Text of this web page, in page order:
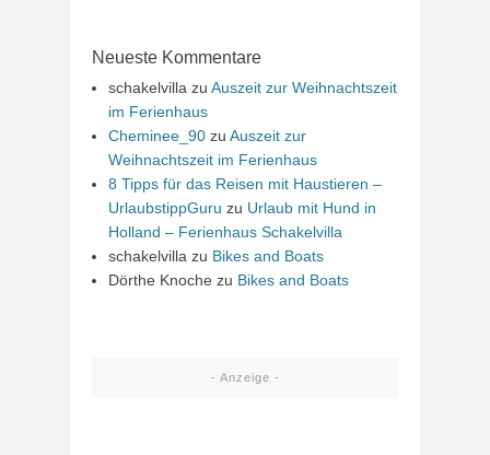
Neueste Kommentare
schakelvilla zu Auszeit zur Weihnachtszeit
im Ferienhaus
Cheminee_90 zu Auszeit zur
Weihnachtszeit im Ferienhaus
8 Tipps für das Reisen mit Haustieren –
UrlaubstippGuru zu Urlaub mit Hund in
Holland – Ferienhaus Schakelvilla
schakelvilla zu Bikes and Boats
Dörthe Knoche zu Bikes and Boats
- Anzeige -